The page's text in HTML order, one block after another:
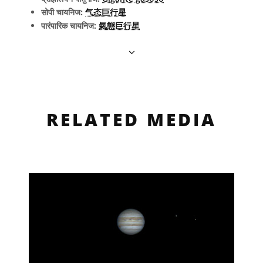
सोपी चायनिज: 气态巨行星
पारंपारिक चायनिज: 氣態巨行星
RELATED MEDIA